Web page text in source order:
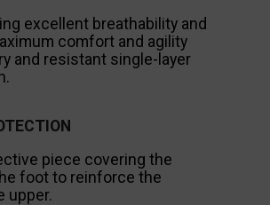
excellent breathability and
comfort and agility
and resistant single-layer
piece covering the
foot to reinforce the
upper.